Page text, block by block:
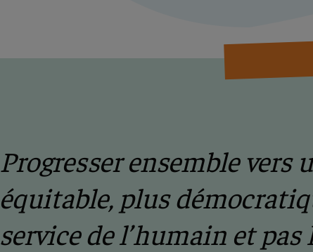
Progresser ensemble
équitable, plus
service de l’humain et pas